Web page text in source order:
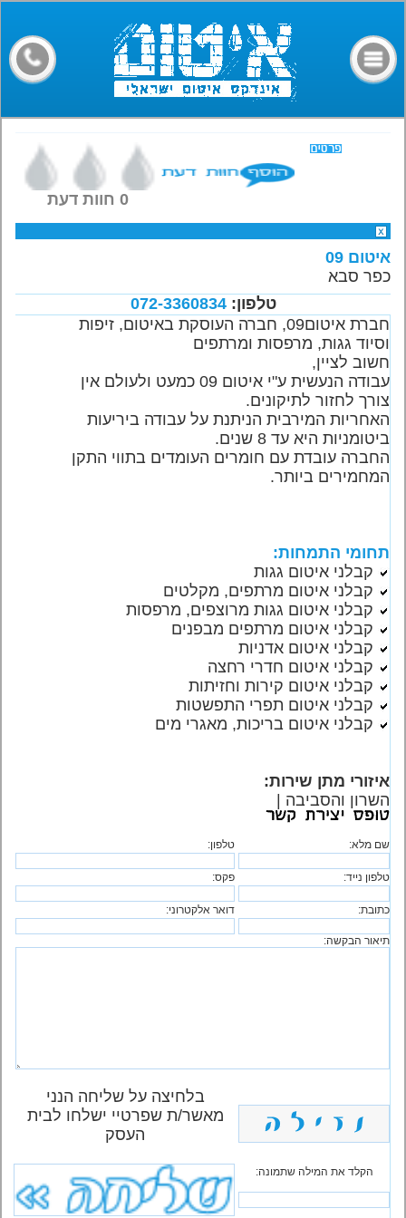
0 חוות דעת
איטום 09
כפר סבא
טלפון:072-3360834
חברת איטום09, חברה העוסקת באיטום, זיפות
וסיוד גגות, מרפסות ומרתפים
חשוב לציין,
עבודה הנעשית ע"י איטום 09 כמעט ולעולם אין
צורך לחזור לתיקונים.
האחריות המירבית הניתנת על עבודה ביריעות
ביטומניות היא עד 8 שנים.
החברה עובדת עם חומרים העומדים בתווי התקן
המחמירים ביותר.
תחומי התמחות:
קבלני איטום גגות
קבלני איטום מרתפים, מקלטים
קבלני איטום גגות מרוצפים, מרפסות
קבלני איטום מרתפים מבפנים
קבלני איטום אדניות
קבלני איטום חדרי רחצה
קבלני איטום קירות וחזיתות
קבלני איטום תפרי התפשטות
קבלני איטום בריכות, מאגרי מים
איזורי מתן שירות:
השרון והסביבה |
שם מלא: טלפון:
טלפון נייד: פקס:
כתובת: דואר אלקטרוני:
תיאור הבקשה:
בלחיצה על שליחה הנני
מאשר/ת שפרטיי ישלחו לבית
העסק
הקלד את המילה שתמונה:
קבלני איטום
צרו קשר